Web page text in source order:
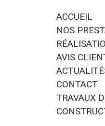
ACCUEIL
NOS
AVIS
CONTACT
TRAVAUX